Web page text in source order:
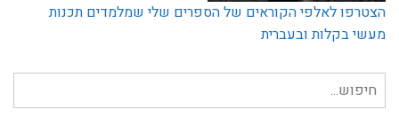
לאלפי הקוראים של הספרים שלי שמלמדים תכנות
בקלות ובעברית